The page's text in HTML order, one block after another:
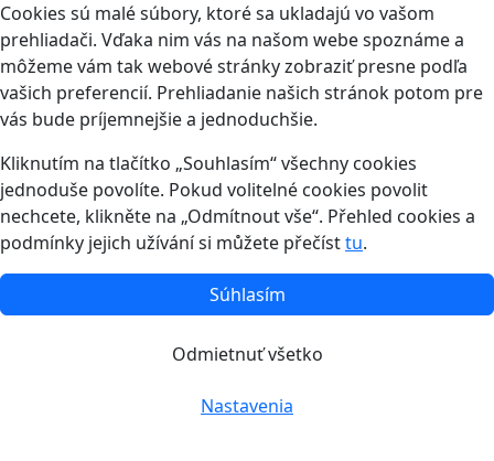
Cookies sú malé súbory, ktoré sa ukladajú vo vašom
prehliadači. Vďaka nim vás na našom webe spoznáme a
môžeme vám tak webové stránky zobraziť presne podľa
vašich preferencií. Prehliadanie našich stránok potom pre
vás bude príjemnejšie a jednoduchšie.
Kliknutím na tlačítko „Souhlasím“ všechny cookies
jednoduše povolíte. Pokud volitelné cookies povolit
nechcete, klikněte na „Odmítnout vše“. Přehled cookies a
podmínky jejich užívání si můžete přečísttu.
Súhlasím
Odmietnuť všetko
Nastavenia